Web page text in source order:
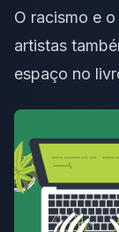
O racismo e
artistas
espaço no